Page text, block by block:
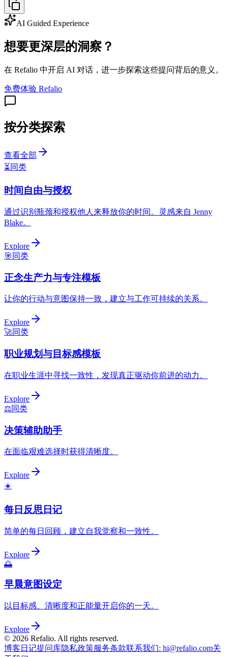
AI Guided Experience
想要更深层的洞察？
在 Refalio 中开启 AI 对话，进一步探索这些提问背后的意义。
免费体验 Refalio
按分类探索
查看全部
⏳ 同类
时间自由与授权
通过识别瓶颈和授权他人来释放你的时间。灵感来自 Jenny
Blake。
Explore
🎯 同类
正念生产力与专注模板
让你的行动与意图保持一致，建立与工作可持续的关系。
Explore
🚀同类
职业规划与目标感模板
在职业生涯中寻找一致性，发现真正驱动你前进的动力。
Explore
⚖️同类
决策辅助助手
在面临艰难选择时获得清晰度。
Explore
☀️
每日反思日记
简单的每日回顾，建立自我觉察和一致性。
Explore
🌅
早晨意图设定
以目标感、清晰度和正能量开启你的一天。
Explore
© 2026 Refalio. All rights reserved.
博客 日记提问库隐私政策服务条款联系我们: hi@refalio.com关